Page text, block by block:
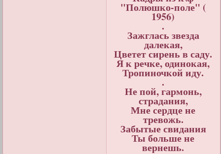
"Полюшко-поле" (
1956)
.
Зажглась звезда
далекая,
Цветет сирень в саду.
Я к речке, одинокая,
Тропиночкой иду.
.
Не пой, гармонь,
страдания,
Мне сердце не
тревожь.
Забытые свидания
Ты больше не
вернешь.